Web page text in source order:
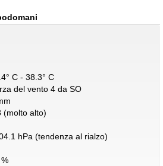
C - 38.3° C
del vento 4 da SO
(molto alto)
hPa (tendenza al rialzo)